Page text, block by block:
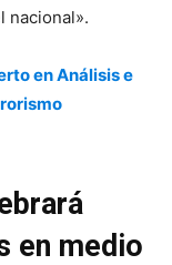
nacional».
en Análisis e
en medio